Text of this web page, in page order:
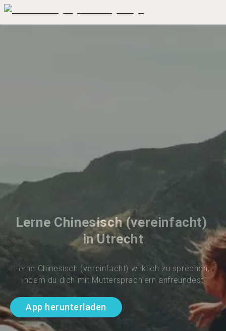
Lerne Chinesisch (vereinfacht)
in Utrecht
Lerne Chinesisch (vereinfacht) wirklich zu sprechen,
indem du dich mit Muttersprachlern anfreundest
App herunterladen